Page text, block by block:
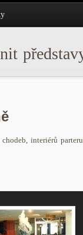
interiérů parteru